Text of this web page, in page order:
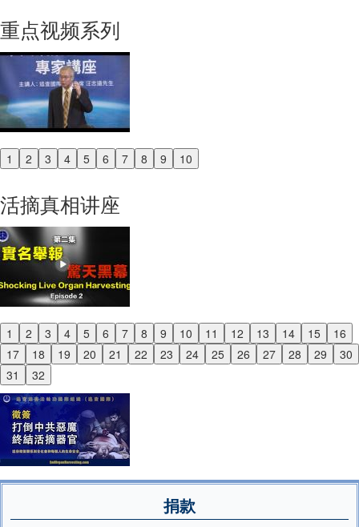
重点视频系列
1 2 3 4 5 6 7 8 9 10
Previous
活摘真相讲座
1 2 3 4 5 6 7 8 9 10 11 12 13 14 15
16
17
18 19 20 21 22 23 24 25 26 27 28 29
30
31
32
Previous
Next
捐款